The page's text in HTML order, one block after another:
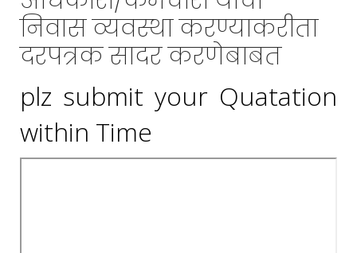
न‍िवास व्यवस्था करण्याकरीता
दरपत्रक सादर करणेबाबत
plz submit your Quatation
within Time